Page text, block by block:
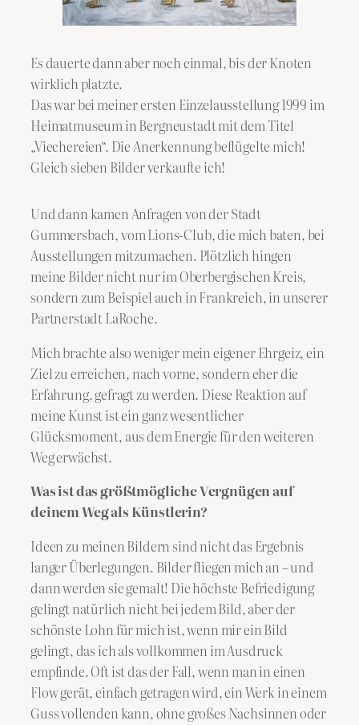
Es dauerte dann aber noch einmal, bis der Knoten
wirklich platzte.
Das war bei meiner ersten Einzelausstellung 1999 im
Heimatmuseum in Bergneustadt mit dem Titel
„Viechereien“. Die Anerkennung beflügelte mich!
Gleich sieben Bilder verkaufte ich!
Und dann kamen Anfragen von der Stadt
Gummersbach, vom Lions-Club, die mich baten, bei
Ausstellungen mitzumachen. Plötzlich hingen
meine Bilder nicht nur im Oberbergischen Kreis,
sondern zum Beispiel auch in Frankreich, in unserer
Partnerstadt LaRoche.
Mich brachte also weniger mein eigener Ehrgeiz, ein
Ziel zu erreichen, nach vorne, sondern eher die
Erfahrung, gefragt zu werden. Diese Reaktion auf
meine Kunst ist ein ganz wesentlicher
Glücksmoment, aus dem Energie für den weiteren
Weg erwächst.
Was ist das größtmögliche Vergnügen auf
deinem Weg als Künstlerin?
Ideen zu meinen Bildern sind nicht das Ergebnis
langer Überlegungen. Bilder fliegen mich an – und
dann werden sie gemalt! Die höchste Befriedigung
gelingt natürlich nicht bei jedem Bild, aber der
schönste Lohn für mich ist, wenn mir ein Bild
gelingt, das ich als vollkommen im Ausdruck
empfinde. Oft ist das der Fall, wenn man in einen
Flow gerät, einfach getragen wird, ein Werk in einem
Guss vollenden kann, ohne großes Nachsinnen oder